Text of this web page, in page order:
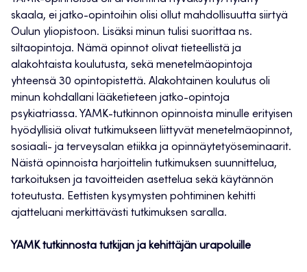
skaala, ei jatko-opintoihin olisi ollut mahdollisuutta siirtyä
Oulun yliopistoon. Lisäksi minun tulisi suorittaa ns.
siltaopintoja. Nämä opinnot olivat tieteellistä ja
alakohtaista koulutusta, sekä menetelmäopintoja
yhteensä 30 opintopistettä. Alakohtainen koulutus oli
minun kohdallani lääketieteen jatko-opintoja
psykiatriassa. YAMK-tutkinnon opinnoista minulle erityisen
hyödyllisiä olivat tutkimukseen liittyvät menetelmäopinnot,
sosiaali- ja terveysalan etiikka ja opinnäytetyöseminaarit.
Näistä opinnoista harjoittelin tutkimuksen suunnittelua,
tarkoituksen ja tavoitteiden asettelua sekä käytännön
toteutusta. Eettisten kysymysten pohtiminen kehitti
ajatteluani merkittävästi tutkimuksen saralla.
YAMK tutkinnosta tutkijan ja kehittäjän urapoluille